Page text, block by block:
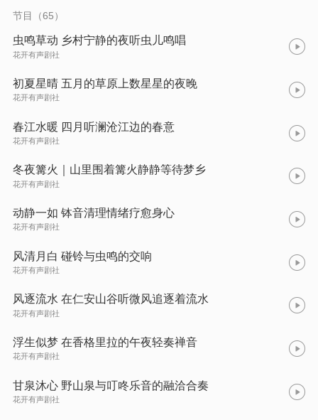
节目（65）
虫鸣草动 乡村宁静的夜听虫儿鸣唱
花开有声剧社
初夏星晴 五月的草原上数星星的夜晚
花开有声剧社
春江水暖 四月听澜沧江边的春意
花开有声剧社
冬夜篝火｜山里围着篝火静静等待梦乡
花开有声剧社
动静一如 钵音清理情绪疗愈身心
花开有声剧社
风清月白 碰铃与虫鸣的交响
花开有声剧社
风逐流水 在仁安山谷听微风追逐着流水
花开有声剧社
浮生似梦 在香格里拉的午夜轻奏禅音
花开有声剧社
甘泉沐心 野山泉与叮咚乐音的融洽合奏
花开有声剧社